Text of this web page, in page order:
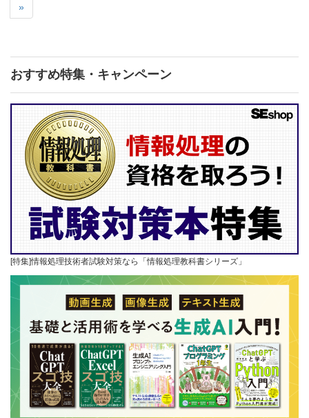
»
おすすめ特集・キャンペーン
[特集]情報処理技術者試験対策なら「情報処理教科書シリーズ」